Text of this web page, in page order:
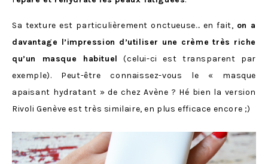
Sa texture est particulièrement onctueuse… en fait, on a
davantage l’impression d’utiliser une crème très riche
qu’un masque habituel
(celui-ci est transparent par
exemple). Peut-être connaissez-vous le « masque
apaisant hydratant » de chez Avène ? Hé bien la version
Rivoli Genève est très similaire, en plus efficace encore ;)